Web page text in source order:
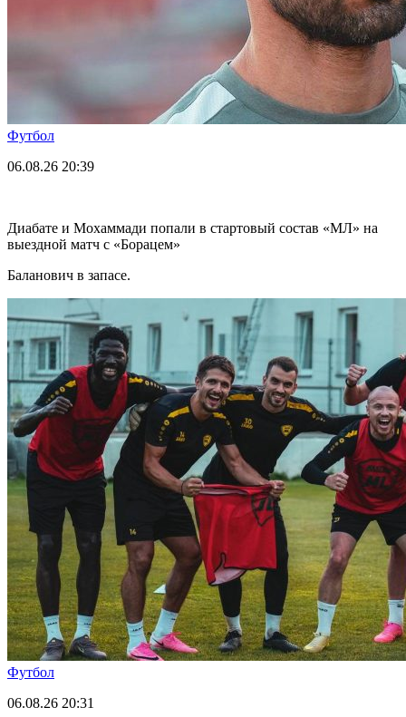
Футбол
06.08.26 20:39
Диабате и Мохаммади попали в стартовый состав «МЛ» на
выездной матч с «Борацем»
Баланович в запасе.
Футбол
06.08.26 20:31